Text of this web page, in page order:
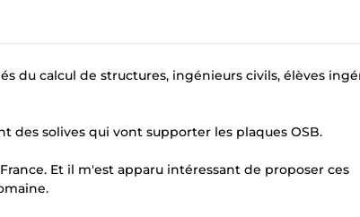
du calcul de structures, ingénieurs civils, élèves
solives qui vont supporter les plaques OSB.
Et il m'est apparu intéressant de proposer ces